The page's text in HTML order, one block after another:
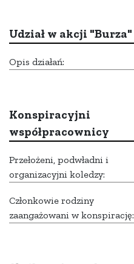
Udział w akcji "Burza"
Opis działań:
Konspiracyjni
współpracownicy
Przełożeni, podwładni i
organizacyjni koledzy:
Członkowie rodziny
zaangażowani w konspirację: